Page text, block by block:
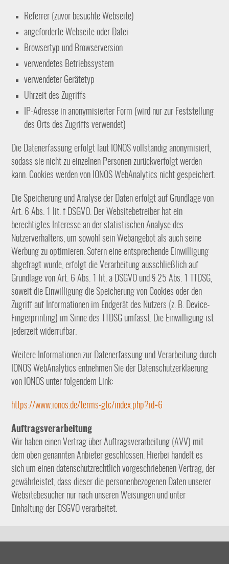
Referrer (zuvor besuchte Webseite)
angeforderte Webseite oder Datei
Browsertyp und Browserversion
verwendetes Betriebssystem
verwendeter Gerätetyp
Uhrzeit des Zugriffs
IP-Adresse in anonymisierter Form (wird nur zur Feststellung
des Orts des Zugriffs verwendet)
Die Datenerfassung erfolgt laut IONOS vollständig anonymisiert,
sodass sie nicht zu einzelnen Personen zurückverfolgt werden
kann. Cookies werden von IONOS WebAnalytics nicht gespeichert.
Die Speicherung und Analyse der Daten erfolgt auf Grundlage von
Art. 6 Abs. 1 lit. f DSGVO. Der Websitebetreiber hat ein
berechtigtes Interesse an der statistischen Analyse des
Nutzerverhaltens, um sowohl sein Webangebot als auch seine
Werbung zu optimieren. Sofern eine entsprechende Einwilligung
abgefragt wurde, erfolgt die Verarbeitung ausschließlich auf
Grundlage von Art. 6 Abs. 1 lit. a DSGVO und § 25 Abs. 1 TTDSG,
soweit die Einwilligung die Speicherung von Cookies oder den
Zugriff auf Informationen im Endgerät des Nutzers (z. B. Device-
Fingerprinting) im Sinne des TTDSG umfasst. Die Einwilligung ist
jederzeit widerrufbar.
Weitere Informationen zur Datenerfassung und Verarbeitung durch
IONOS WebAnalytics entnehmen Sie der Datenschutzerklaerung
von IONOS unter folgendem Link:
https://www.ionos.de/terms-gtc/index.php?id=6
Auftragsverarbeitung
Wir haben einen Vertrag über Auftragsverarbeitung (AVV) mit
dem oben genannten Anbieter geschlossen. Hierbei handelt es
sich um einen datenschutzrechtlich vorgeschriebenen Vertrag, der
gewährleistet, dass dieser die personenbezogenen Daten unserer
Websitebesucher nur nach unseren Weisungen und unter
Einhaltung der DSGVO verarbeitet.